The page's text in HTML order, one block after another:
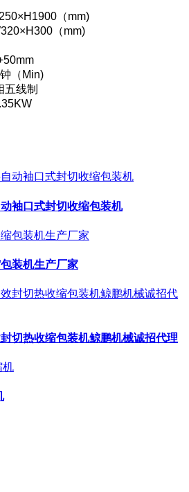
（mm)
（mm)
（Min)
五线制
袖口式封切收缩包装机
装机生产厂家
切热收缩包装机鲸鹏机械诚招代理